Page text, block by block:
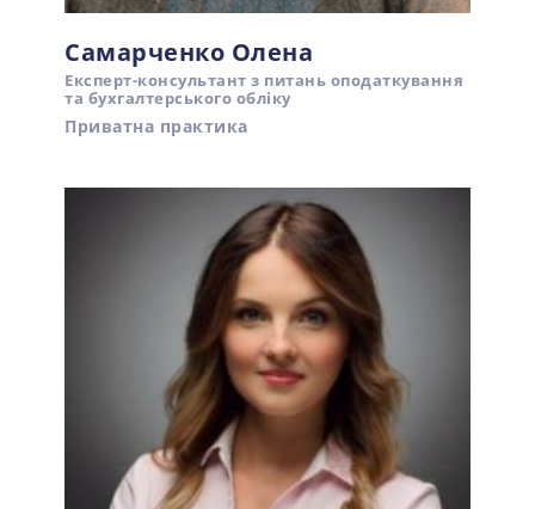
Самарченко Олена
Експерт-консультант з питань оподаткування
та бухгалтерського обліку
Приватна практика